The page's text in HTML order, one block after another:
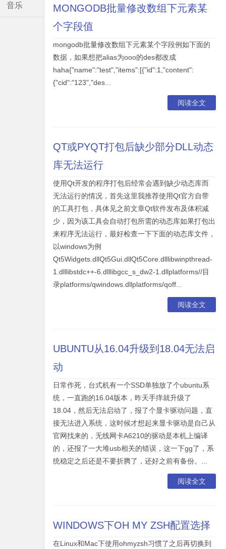
音乐
MONGODB批量修改数组下元素某
个字段值
mongodb批量修改数组下元素某个字段例如下面的
数据，如果想把alias为ooo的des都改成
haha{"name":"test","items":[{"id":1,"content":
{"cid":"123","des...
阅读全文
QT或PYQT打包后缺少部分DLL动态
库无法运行
使用Qt开发的程序打包后经常会遇到缺少动态库而
无法运行的情况，首先这里我推荐使用Qt官方自带
的工具打包，具体见之前文章Qt软件发布及体积减
少，因为该工具会自动打包所需的动态库如果打包出
来程序无法运行，最好检查一下下面的动态库文件，
以windows为例
Qt5Widgets.dllQt5Gui.dllQt5Core.dlllibwinpthread-
1.dlllibstdc++-6.dlllibgcc_s_dw2-1.dllplatforms//目
录platforms/qwindows.dllplatforms/qoff...
阅读全文
UBUNTU从16.04升级到18.04无法启
动
日常作死，台式机有一个SSD单独放了个ubuntu系
统，一直跑的16.04版本，昨天手痒就升级了
18.04，然后无法启动了，报了个显卡驱动问题，直
接无法进入系统，这时候才想起来显卡驱动是自己从
官网找来的，无线网卡A6210的驱动是本机上编译
的，还报了一大堆usb相关的错误，这一下gg了，系
统稳定之后还是不要折腾了，还好之前有备份。...
阅读全文
WINDOWS下OH MY ZSH配置选择
在Linux和Mac下使用ohmyzsh习惯了之后再切换到